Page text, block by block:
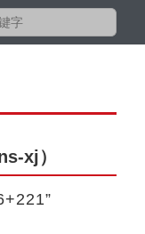
xj）